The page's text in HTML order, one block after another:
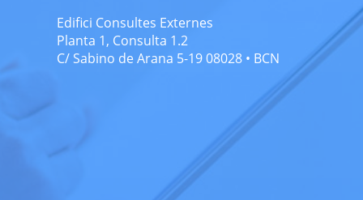
Edifici Consultes Externes
Planta 1, Consulta 1.2
C/ Sabino de Arana 5-19 08028 • BCN